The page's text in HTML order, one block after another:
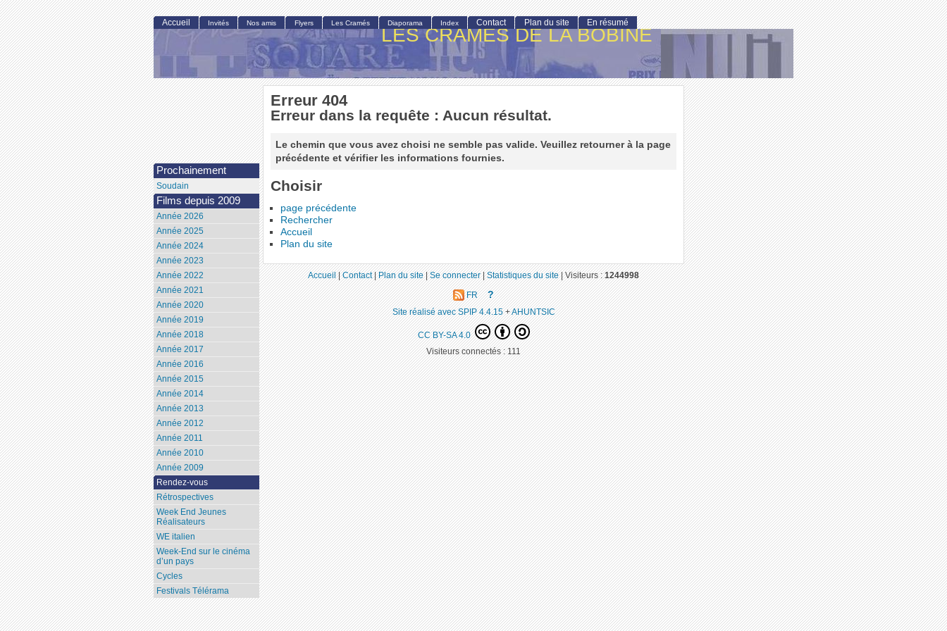
LES CRAMÉS DE LA BOBINE
Erreur 404
Erreur dans la requête : Aucun résultat.
Le chemin que vous avez choisi ne semble pas valide. Veuillez retourner à la page
précédente et vérifier les informations fournies.
Choisir
page précédente
Rechercher
Accueil
Plan du site
Accueil Invités Nos amis Flyers Les Cramés Diaporama Index Contact Plan du site En résumé
Prochainement
Soudain
Films depuis 2009
Année 2026
Année 2025
Année 2024
Année 2023
Année 2022
Année 2021
Année 2020
Année 2019
Année 2018
Année 2017
Année 2016
Année 2015
Année 2014
Année 2013
Année 2012
Année 2011
Année 2010
Année 2009
Rendez-vous
Rétrospectives
Week End Jeunes
Réalisateurs
WE italien
Week-End sur le cinéma
d’un pays
Cycles
Festivals Télérama
Accueil|Contact|Plan du site|Se connecter|Statistiques du site|Visiteurs :1244998
FR ?
Site réalisé avec SPIP 4.4.15+AHUNTSIC
CC BY-SA 4.0
Visiteurs connectés :111